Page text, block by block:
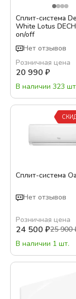
Panasonic
Белый
Золотой
Серебро
Серый
Синий
Черный
Шампань
Гарантия,
12
36
Тип
Сплит-система
White Lotus
on/off
Нет отзывов
Розничная цена
20 990 ₽
В наличии 323
Сплит-система
Нет отзывов
Розничная цена
24 500 ₽25 900
В наличии 1 шт.